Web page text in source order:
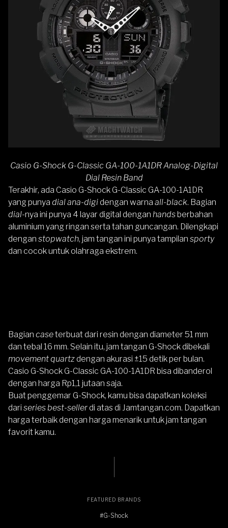
Casio G-Shock G-Classic GA-100-1A1DR Analog-Digital
Dial Resin Band
Terakhir, ada Casio G-Shock G-Classic GA-100-1A1DR
yang punya dial ana-digidengan warna all-black. Bagian
dial-nya ini punya 4 layar digital dengan handsberbahan
aluminium yang ringan serta tahan guncangan. Dilengkapi
dengan stopwatch, jam tangan ini punya tampilan sporty
dan cocok untuk olahraga ekstrem.
Bagian caseterbuat dari resin dengan diameter 51 mm
dan tebal 16 mm. Selain itu, jam tangan G-Shock dibekali
movement quartzdengan akurasi ±15 detik per bulan.
Casio G-Shock G-Classic GA-100-1A1DR bisa dibanderol
dengan harga Rp1,1 jutaan saja.
Buat penggemar G-Shock, kamu bisa dapatkan koleksi
dari series best-sellerdi atas di Jamtangan.com. Dapatkan
harga terbaik dengan harga menarik untuk jam tangan
favorit kamu.
FEATURED BRANDS
#G-Shock